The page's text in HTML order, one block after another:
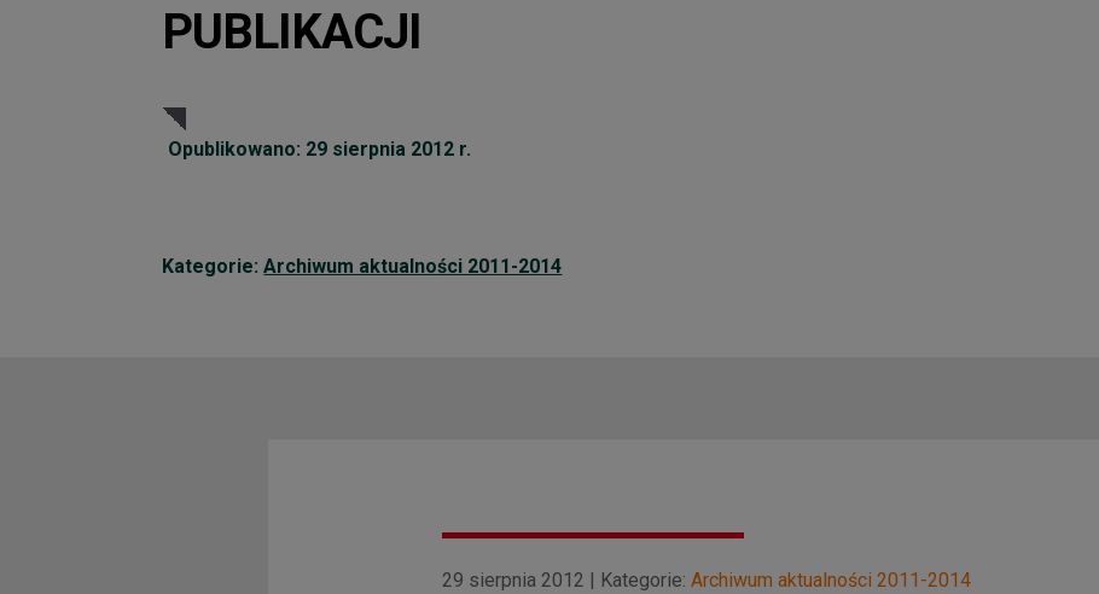
PUBLIKACJI
Opublikowano: 29 sierpnia 2012 r.
Kategorie:Archiwum aktualności 2011-2014
29 sierpnia 2012 | Kategorie: Archiwum aktualności 2011-2014